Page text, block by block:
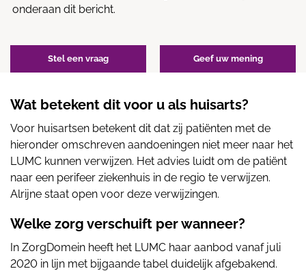
onderaan dit bericht.
Stel een vraag Geef uw mening
Wat betekent dit voor u als huisarts?
Voor huisartsen betekent dit dat zij patiënten met de
hieronder omschreven aandoeningen niet meer naar het
LUMC kunnen verwijzen. Het advies luidt om de patiënt
naar een perifeer ziekenhuis in de regio te verwijzen.
Alrijne staat open voor deze verwijzingen.
Welke zorg verschuift per wanneer?
In ZorgDomein heeft het LUMC haar aanbod vanaf juli
2020 in lijn met bijgaande tabel duidelijk afgebakend.